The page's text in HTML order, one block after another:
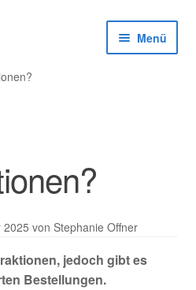
Menü
2025 von Stephanie Offner
jedoch gibt es
Bestellungen.